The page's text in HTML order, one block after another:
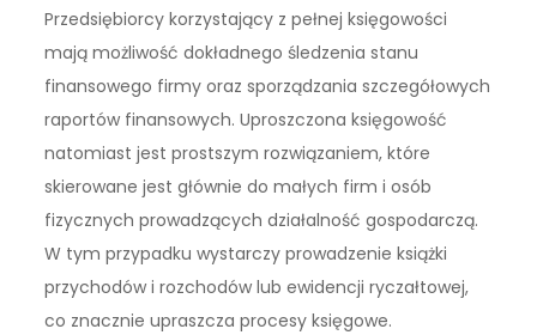
Przedsiębiorcy korzystający z pełnej księgowości
mają możliwość dokładnego śledzenia stanu
finansowego firmy oraz sporządzania szczegółowych
raportów finansowych. Uproszczona księgowość
natomiast jest prostszym rozwiązaniem, które
skierowane jest głównie do małych firm i osób
fizycznych prowadzących działalność gospodarczą.
W tym przypadku wystarczy prowadzenie książki
przychodów i rozchodów lub ewidencji ryczałtowej,
co znacznie upraszcza procesy księgowe.